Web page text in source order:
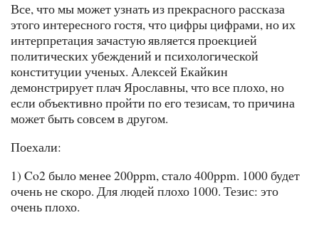
Все, что мы может узнать из прекрасного рассказа
этого интересного гостя, что цифры цифрами, но их
интерпретация зачастую является проекцией
политических убеждений и психологической
конституции ученых. Алексей Екайкин
демонстрирует плач Ярославны, что все плохо, но
если объективно пройти по его тезисам, то причина
может быть совсем в другом.
Поехали:
1) Co2 было менее 200ppm, стало 400ppm. 1000 будет
очень не скоро. Для людей плохо 1000. Тезис: это
очень плохо.